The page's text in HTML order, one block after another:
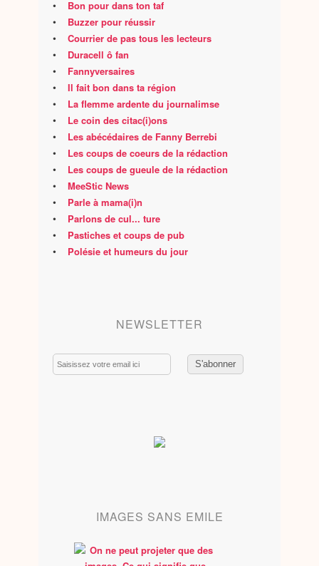
• Bon pour dans ton taf
• Buzzer pour réussir
• Courrier de pas tous les lecteurs
• Duracell ô fan
• Fannyversaires
• Il fait bon dans ta région
• La flemme ardente du journalimse
• Le coin des citac(i)ons
• Les abécédaires de Fanny Berrebi
• Les coups de coeurs de la rédaction
• Les coups de gueule de la rédaction
• MeeStic News
• Parle à mama(i)n
• Parlons de cul... ture
• Pastiches et coups de pub
• Polésie et humeurs du jour
NEWSLETTER
Email
IMAGES SANS EMILE